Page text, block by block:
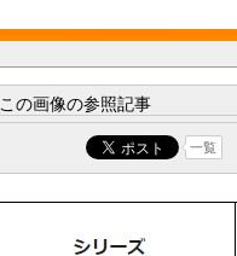
この画像の参照記事
一覧